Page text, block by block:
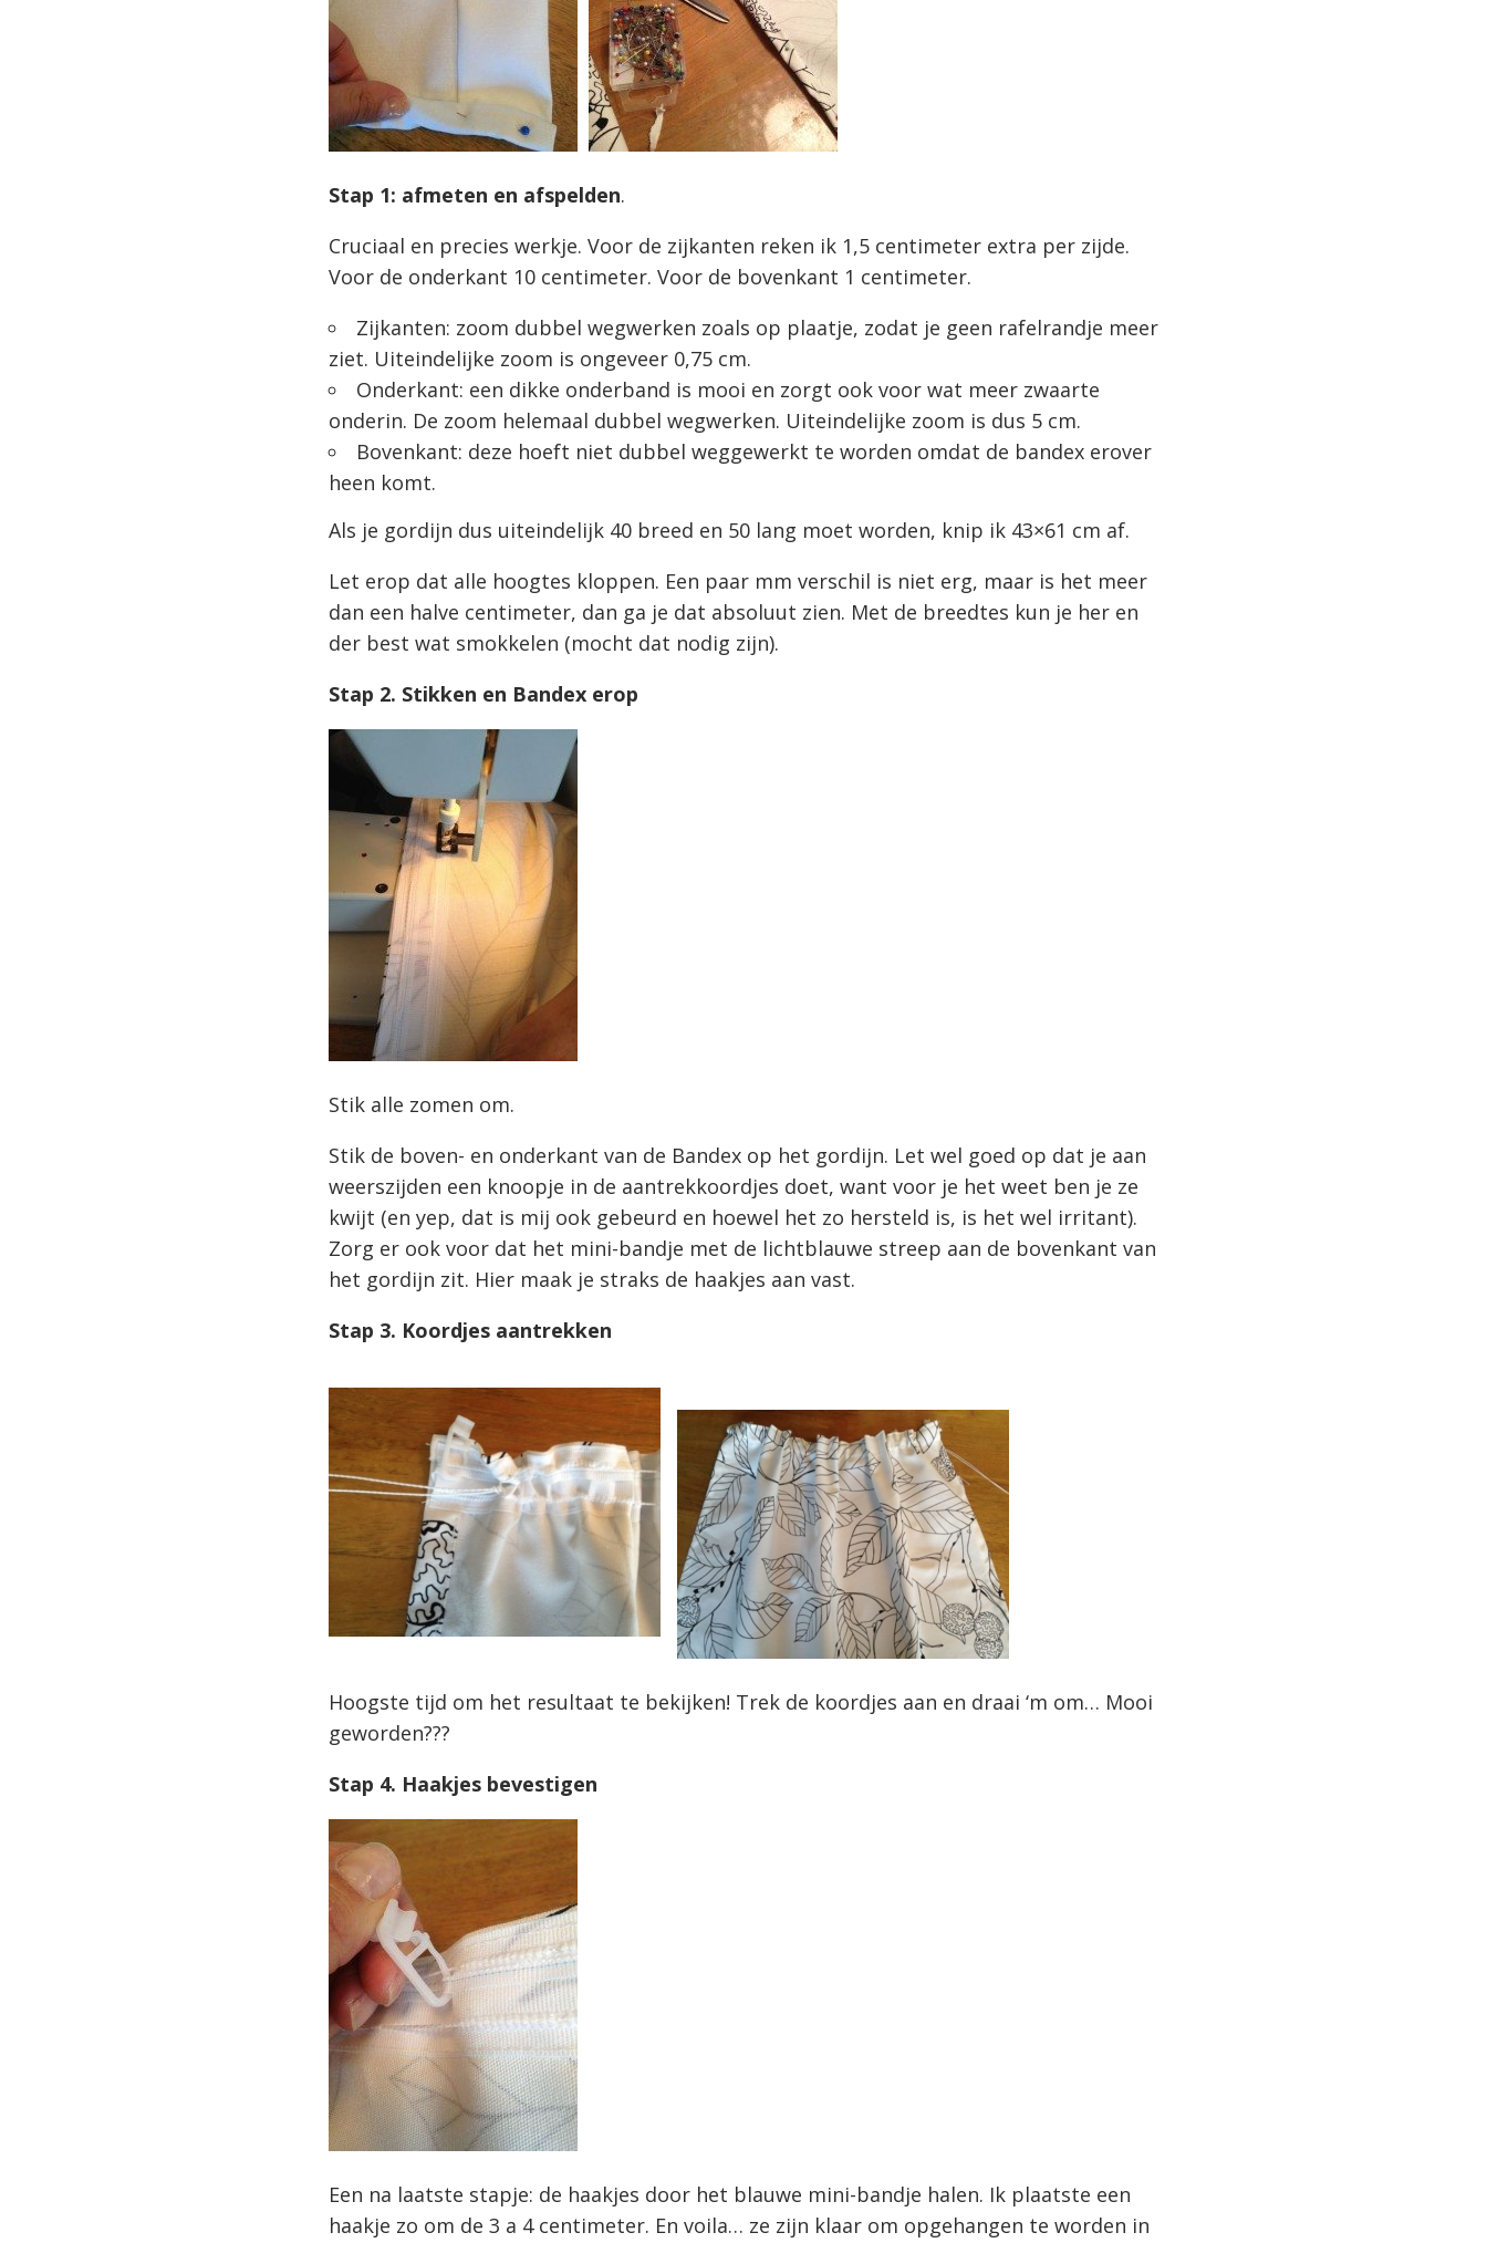
Stap 1: afmeten en afspelden.
Cruciaal en precies werkje. Voor de zijkanten reken ik 1,5 centimeter extra per zijde.
Voor de onderkant 10 centimeter. Voor de bovenkant 1 centimeter.
Zijkanten: zoom dubbel wegwerken zoals op plaatje, zodat je geen rafelrandje meer
ziet. Uiteindelijke zoom is ongeveer 0,75 cm.
Onderkant: een dikke onderband is mooi en zorgt ook voor wat meer zwaarte
onderin. De zoom helemaal dubbel wegwerken. Uiteindelijke zoom is dus 5 cm.
Bovenkant: deze hoeft niet dubbel weggewerkt te worden omdat de bandex erover
heen komt.
Als je gordijn dus uiteindelijk 40 breed en 50 lang moet worden, knip ik 43×61 cm af.
Let erop dat alle hoogtes kloppen. Een paar mm verschil is niet erg, maar is het meer
dan een halve centimeter, dan ga je dat absoluut zien. Met de breedtes kun je her en
der best wat smokkelen (mocht dat nodig zijn).
Stap 2. Stikken en Bandex erop
Stik alle zomen om.
Stik de boven- en onderkant van de Bandex op het gordijn. Let wel goed op dat je aan
weerszijden een knoopje in de aantrekkoordjes doet, want voor je het weet ben je ze
kwijt (en yep, dat is mij ook gebeurd en hoewel het zo hersteld is, is het wel irritant).
Zorg er ook voor dat het mini-bandje met de lichtblauwe streep aan de bovenkant van
het gordijn zit. Hier maak je straks de haakjes aan vast.
Stap 3. Koordjes aantrekken
Hoogste tijd om het resultaat te bekijken! Trek de koordjes aan en draai ‘m om… Mooi
geworden???
Stap 4. Haakjes bevestigen
Een na laatste stapje: de haakjes door het blauwe mini-bandje halen. Ik plaatste een
haakje zo om de 3 a 4 centimeter. En voila… ze zijn klaar om opgehangen te worden in